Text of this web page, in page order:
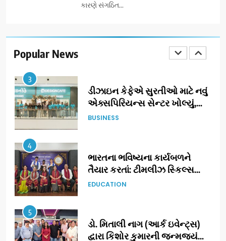
કારણે સંગઠિત...
Popular News
ગ્રાન્ડ એન્ટ્રી: સિદ્ધાર્થ રાંદેરિયાની
‘ટોમ એન્ડ ચેરી’ સાથે નવા યુગની
3
ડીઝાઇન કેફેએ સુરતીઓ માટે નવું
એક્સપિરિયન્સ સેન્ટર ખોલ્યું,
ગુજરાતમાં પોતાની હાજરી વધુ
BUSINESS
4
ભારતના ભવિષ્યના કાર્યબળને
તૈયાર કરતાં: ટીમલીઝ સ્કિલ્સ
યુનિવર્સિટીએ 65 સ્નાતકોને ડિગ્રી
EDUCATION
5
ડો. મિતાલી નાગ (આર્ક ઇવેન્ટ્સ)
દ્વારા કિશોર કુમારની જન્મજયંતિ